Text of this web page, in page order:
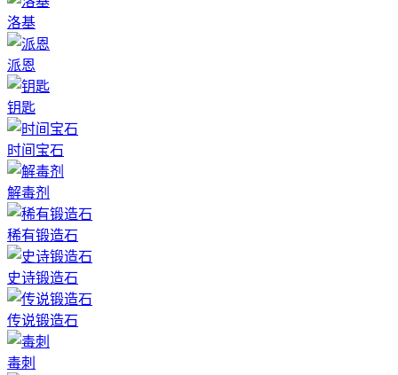
洛基
派恩
钥匙
时间宝石
解毒剂
稀有锻造石
史诗锻造石
传说锻造石
毒刺